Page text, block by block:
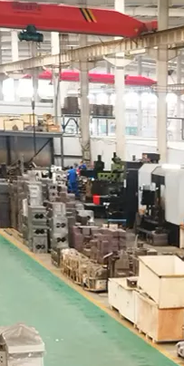
Filtro peletizador sem malha de tela